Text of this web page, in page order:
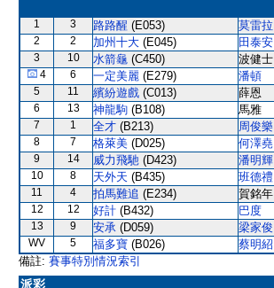
1 3 路路醒 (E053) 莫雷拉
2
2 加州十大 (E045) 田泰安
3
10 水箭龜 (C450) 波健士
4
6 一定美麗 (E279) 潘頓
5
11 繽紛遊戲 (C013) 薛恩
6
13 神龍駒 (B108) 馬雅
7
1 全才 (B213) 周俊樂
8
7 格萊美 (D025) 何澤堯
9
14 威力飛馳 (D423) 潘明輝
10
8 天外天 (B435) 班德禮
11
4 拍馬難追 (E234) 賀銘年
12
12 好計 (B432) 巴度
13
9 安承 (D059) 梁家俊
WV
5 福多寶 (B026) 蔡明紹
備註: 賽事特別情況索引
派彩